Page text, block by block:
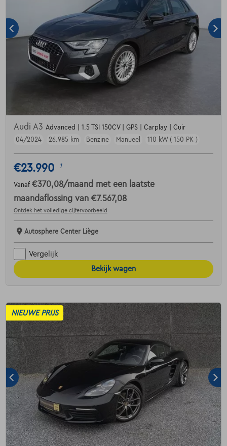
Audi A3 Advanced | 1.5 TSI 150CV | GPS | Carplay | Cuir
04/2024
26.985 km Benzine Manueel 110 kW ( 150 PK )
€23.990 1
Vanaf €370,08/maand met een laatste
maandaflossing van €7.567,08
Ontdek het volledige cijfervoorbeeld
Autosphere Center Liège
Vergelijk
Bekijk wagen
NIEUWE PRIJS